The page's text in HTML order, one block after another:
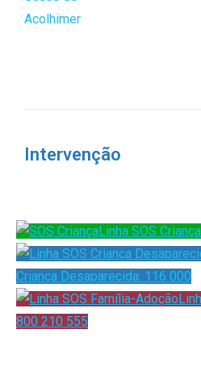
Intervenção
Linha SOS
Criança Desaparecida: 116 000
800 210 555